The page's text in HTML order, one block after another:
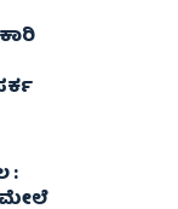
:
ಮೇಲೆ